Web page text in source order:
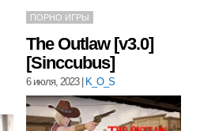
ПОРНО ИГРЫ
The Outlaw [v3.0]
[Sinccubus]
6 июля, 2023| K_O_S